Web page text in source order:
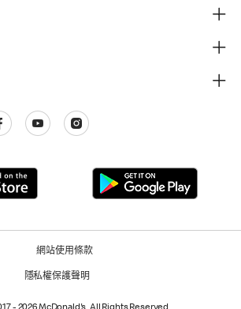
網站使用條款
隱私權保護聲明